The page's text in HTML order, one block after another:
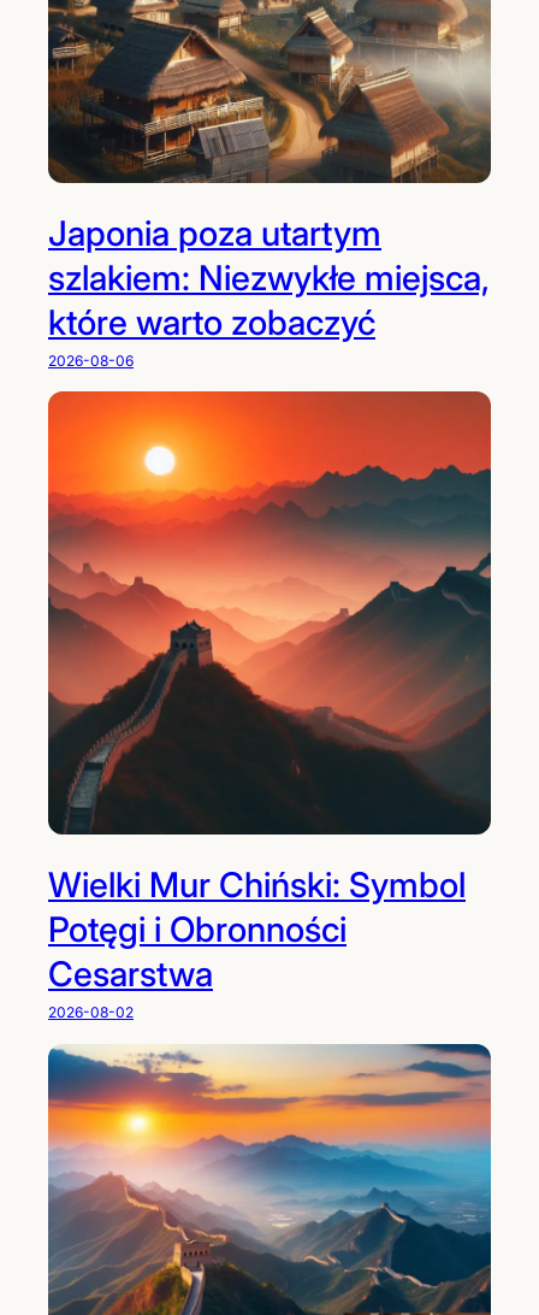
Japonia poza utartym
szlakiem: Niezwykłe miejsca,
które warto zobaczyć
2026-08-06
Wielki Mur Chiński: Symbol
Potęgi i Obronności
Cesarstwa
2026-08-02